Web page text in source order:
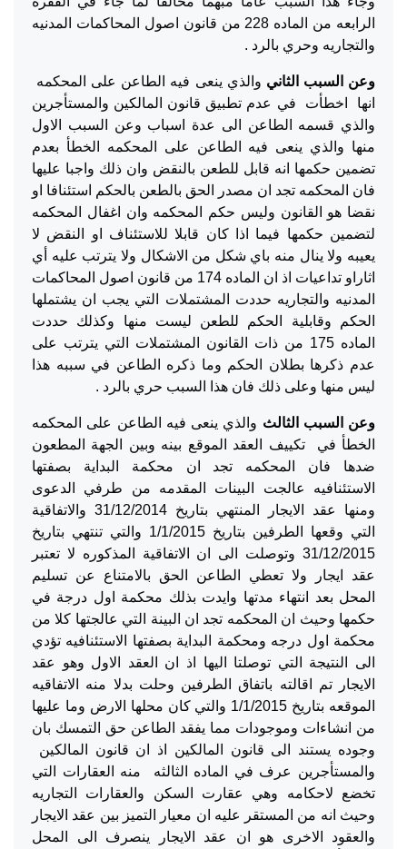
الرابعه من الماده 228 من قانون اصول المحاكمات المدنيه
والتجاريه وحري بالرد .
وعن السبب الثاني والذي ينعى فيه الطاعن على المحكمه
انها اخطأت في عدم تطبيق قانون المالكين والمستأجرين
والذي قسمه الطاعن الى عدة اسباب وعن السبب الاول
منها والذي ينعى فيه الطاعن على المحكمه الخطأ بعدم
تضمين حكمها انه قابل للطعن بالنقض وان ذلك واجبا عليها
فان المحكمه تجد ان مصدر الحق بالطعن بالحكم استئنافا او
نقضا هو القانون وليس حكم المحكمه وان اغفال المحكمه
لتضمين حكمها فيما اذا كان قابلا للاستئناف او النقض لا
يعيبه ولا ينال منه باي شكل من الاشكال ولا يترتب عليه أي
اثاراو تداعيات اذ ان الماده 174 من قانون اصول المحاكمات
المدنيه والتجاريه حددت المشتملات التي يجب ان يشتملها
الحكم وقابلية الحكم للطعن ليست منها وكذلك حددت
الماده 175 من ذات القانون المشتملات التي يترتب على
عدم ذكرها بطلان الحكم وما ذكره الطاعن في سببه هذا
ليس منها وعلى ذلك فان هذا السبب حري بالرد .
وعن السبب الثالث والذي ينعى فيه الطاعن على المحكمه
الخطأ في تكييف العقد الموقع بينه وبين الجهة المطعون
ضدها فان المحكمه تجد ان محكمة البداية بصفتها
الاستئنافيه عالجت البينات المقدمه من طرفي الدعوى
ومنها عقد الايجار المنتهي بتاريخ 31/12/2014 والاتفاقية
التي وقعها الطرفين بتاريخ 1/1/2015 والتي تنتهي بتاريخ
31/12/2015 وتوصلت الى ان الاتفاقية المذكوره لا تعتبر
عقد ايجار ولا تعطي الطاعن الحق بالامتناع عن تسليم
المحل بعد انتهاء مدتها وايدت بذلك محكمة اول درجة في
حكمها وحيث ان المحكمه تجد ان البينة التي عالجتها كلا من
محكمة اول درجه ومحكمة البداية بصفتها الاستئنافيه تؤدي
الى النتيجة التي توصلتا اليها اذ ان العقد الاول وهو عقد
الايجار تم اقالته باتفاق الطرفين وحلت بدلا منه الاتفاقيه
الموقعه بتاريخ 1/1/2015 والتي كان محلها الارض وما عليها
من انشاءات وموجودات مما يفقد الطاعن حق التمسك بان
وجوده يستند الى قانون المالكين اذ ان قانون المالكين
والمستأجرين عرف في الماده الثالثه منه العقارات التي
تخضع لاحكامه وهي عقارت السكن والعقارات التجاريه
وحيث انه من المستقر عليه ان معيار التميز بين عقد الايجار
والعقود الاخرى هو ان عقد الايجار ينصرف الى المحل